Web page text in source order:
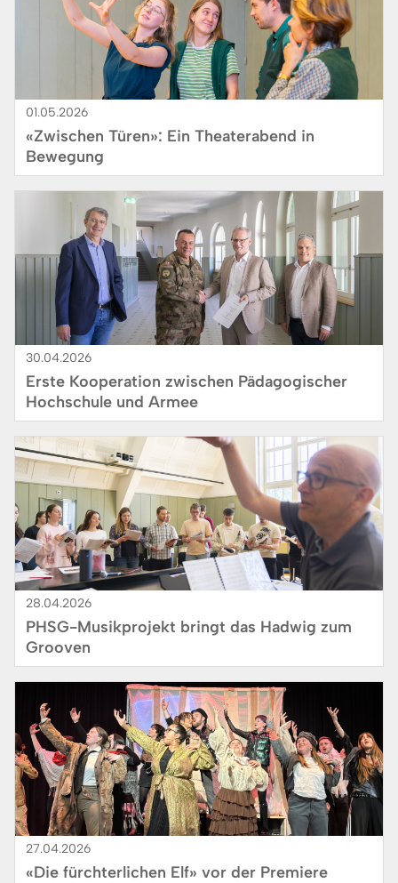
01.05.2026
«Zwischen Türen»: Ein Theaterabend in
Bewegung
30.04.2026
Erste Kooperation zwischen Pädagogischer
Hochschule und Armee
Bild
28.04.2026
PHSG-Musikprojekt bringt das Hadwig zum
Grooven
27.04.2026
«Die fürchterlichen Elf» vor der Premiere